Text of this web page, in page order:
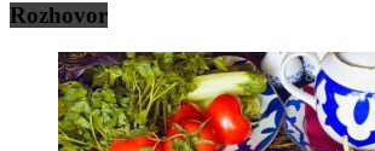
Rozhovor